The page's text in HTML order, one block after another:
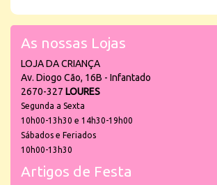
As nossas Lojas
LOJA DA CRIANÇA
Av. Diogo Cão, 16B - Infantado
2670-327 LOURES
Segunda a Sexta
10h00-13h30 e 14h30-19h00
Sábados e Feriados
10h00-13h30
Artigos de Festa